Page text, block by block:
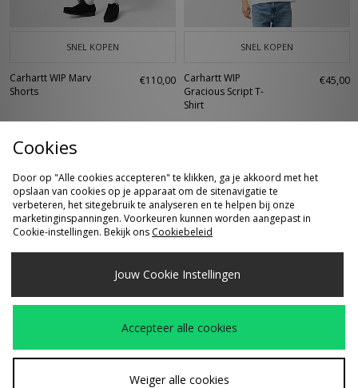
SNEL KOPEN
Carhartt WIP Marv
Shorts
€110,00
SNEL KOPEN
Carhartt WIP
Gracious Script T-
Shirt
€45,00
SNEL KOPEN
Camo Shopping Bag
Cookies
Door op "Alle cookies accepteren" te klikken, ga je akkoord met het
opslaan van cookies op je apparaat om de sitenavigatie te
verbeteren, het sitegebruik te analyseren en te helpen bij onze
marketinginspanningen. Voorkeuren kunnen worden aangepast in
Cookie-instellingen. Bekijk ons Cookiebeleid
Jouw Cookie Instellingen
Accepteer alle cookies
Weiger alle cookies